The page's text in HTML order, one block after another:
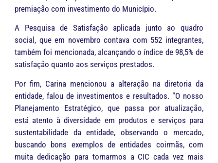
premiação com investimento do Município.
A Pesquisa de Satisfação aplicada junto ao quadro
social, que em novembro contava com 552 integrantes,
também foi mencionada, alcançando o índice de 98,5% de
satisfação quanto aos serviços prestados.
Por fim, Carina mencionou a alteração na diretoria da
entidade, falou de investimentos e resultados. “O nosso
Planejamento Estratégico, que passa por atualização,
está atento à diversidade em produtos e serviços para
sustentabilidade da entidade, observando o mercado,
buscando bons exemplos de entidades coirmãs, com
muita dedicação para tornarmos a CIC cada vez mais